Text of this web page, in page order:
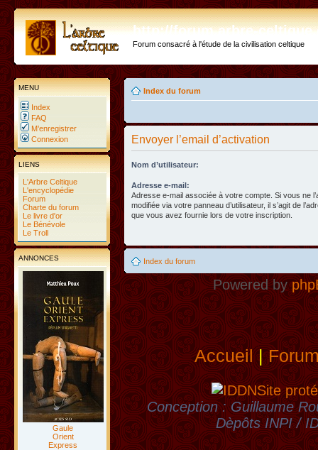
http://forum.arbre-
Forum consacré à l'étude de la civilisation celtique
MENU
Index
FAQ
M’enregistrer
Connexion
LIENS
L'Arbre Celtique
L'encyclopédie
Forum
Charte du forum
Le livre d'or
Le Bénévole
Le Troll
ANNONCES
Gaule
Orient
Express
Index du forum
Envoyer l’email d’activation
Nom d’utilisateur:
Adresse e-mail:
Adresse e-mail associée à votre compte. Si vous ne
modifiée via votre panneau d’utilisateur, il s’agit de
que vous avez fournie lors de votre inscription.
Index du forum
Powered by
Accueil|
Site
Conception : Guillaume
Dèpôts INPI /